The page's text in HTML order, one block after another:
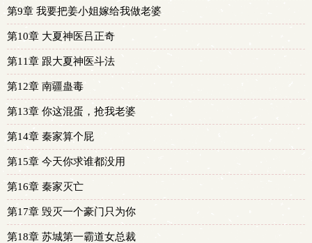
第9章 我要把姜小姐嫁给我做老婆
第10章 大夏神医吕正奇
第11章 跟大夏神医斗法
第12章 南疆蛊毒
第13章 你这混蛋，抢我老婆
第14章 秦家算个屁
第15章 今天你求谁都没用
第16章 秦家灭亡
第17章 毁灭一个豪门只为你
第18章 苏城第一霸道女总裁